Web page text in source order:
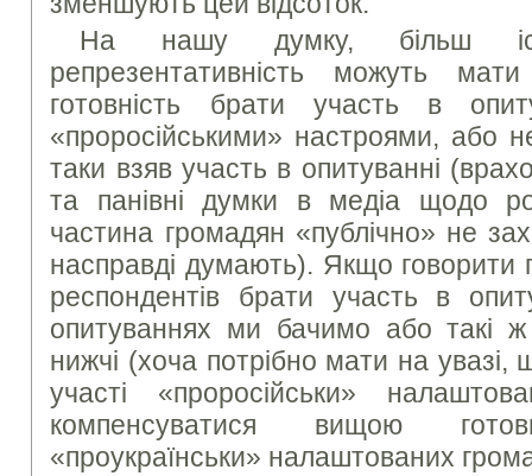
На нашу думку, більш
репрезентативність можуть
готовність брати участь в
«проросійськими» настроями, або
таки взяв участь в опитуванні
та панівні думки в медіа щодо
частина громадян «публічно» не
насправді думають). Якщо говорити
респондентів брати участь в
опитуваннях ми бачимо або такі
нижчі (хоча потрібно мати на увазі,
участі «проросійськи»
компенсуватися вищою
«проукраїнськи» налаштованих